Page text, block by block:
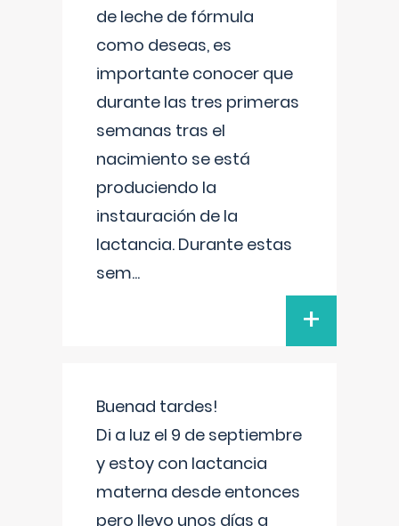
de leche de fórmula
como deseas, es
importante conocer que
durante las tres primeras
semanas tras el
nacimiento se está
produciendo la
instauración de la
lactancia. Durante estas
sem...
+
Buenad tardes!
Di a luz el 9 de septiembre
y estoy con lactancia
materna desde entonces
pero llevo unos días q